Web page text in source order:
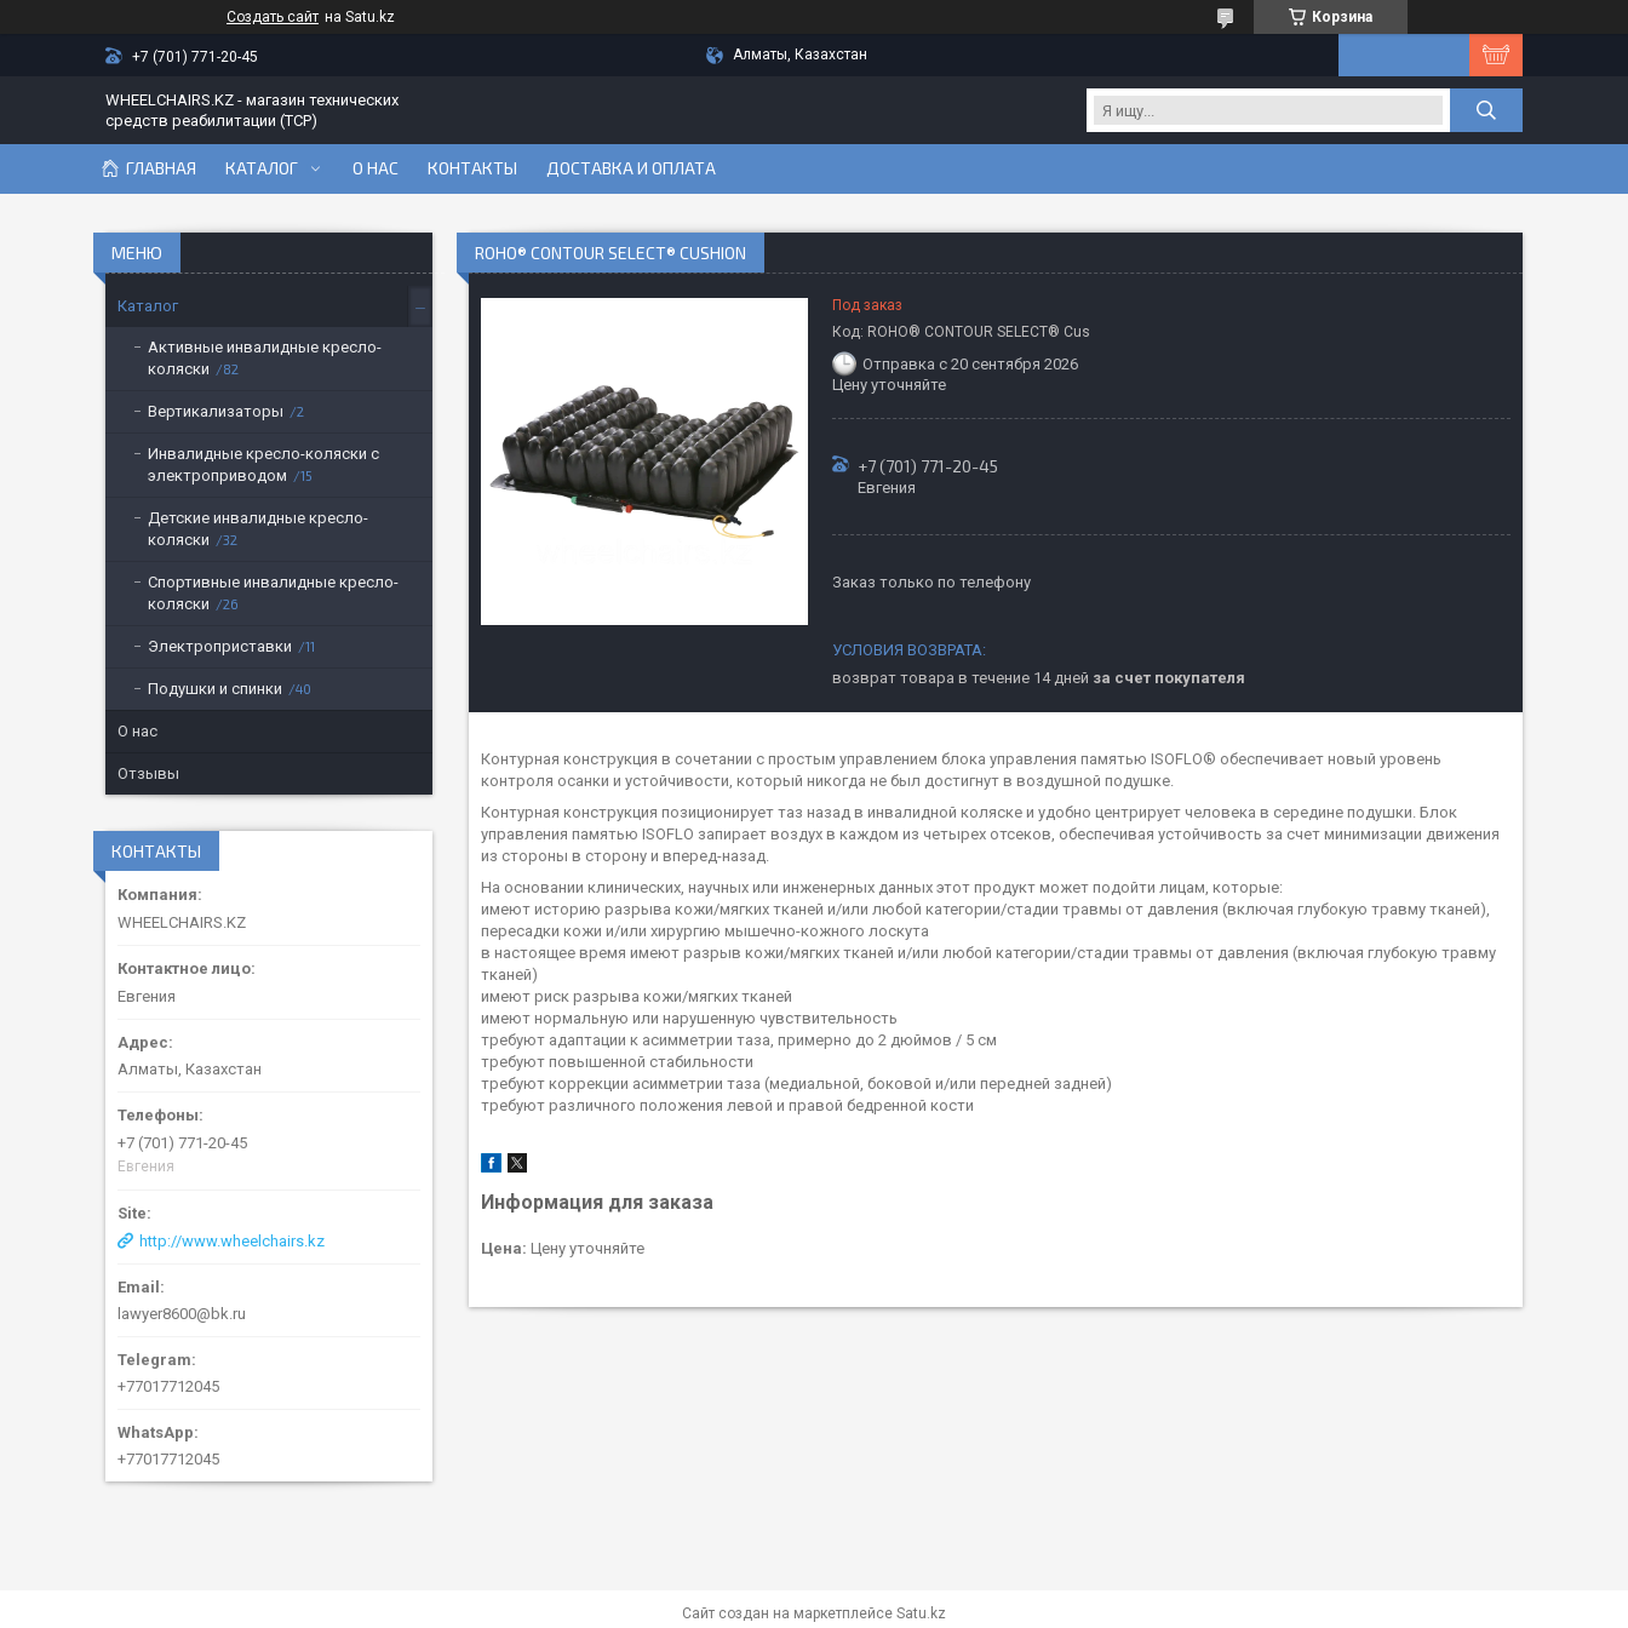
Создать сайт на Satu.kz Корзина
+7 (701) 771-20-45 Алматы, Казахстан
WHEELCHAIRS.KZ - магазин технических
средств реабилитации (ТСР)
ГЛАВНАЯ КАТАЛОГ О НАС КОНТАКТЫ ДОСТАВКА И ОПЛАТА
ROHO® CONTOUR SELECT® CUSHION
Под заказ
Код: ROHO® CONTOUR SELECT® Cus
Отправка с 20 сентября 2026
Цену уточняйте
+7 (701) 771-20-45
Евгения
Заказ только по телефону
возврат товара в течение 14 дней за счет покупателя
Контурная конструкция в сочетании с простым управлением блока управления памятью ISOFLO® обеспечивает новый уровень
контроля осанки и устойчивости, который никогда не был достигнут в воздушной подушке.
Контурная конструкция позиционирует таз назад в инвалидной коляске и удобно центрирует человека в середине подушки. Блок
управления памятью ISOFLO запирает воздух в каждом из четырех отсеков, обеспечивая устойчивость за счет минимизации движения
из стороны в сторону и вперед-назад.
На основании клинических, научных или инженерных данных этот продукт может подойти лицам, которые:
имеют историю разрыва кожи/мягких тканей и/или любой категории/стадии травмы от давления (включая глубокую травму тканей),
пересадки кожи и/или хирургию мышечно-кожного лоскута
в настоящее время имеют разрыв кожи/мягких тканей и/или любой категории/стадии травмы от давления (включая глубокую травму
тканей)
имеют риск разрыва кожи/мягких тканей
имеют нормальную или нарушенную чувствительность
требуют адаптации к асимметрии таза, примерно до 2 дюймов / 5 см
требуют повышенной стабильности
требуют коррекции асимметрии таза (медиальной, боковой и/или передней задней)
требуют различного положения левой и правой бедренной кости
Информация для заказа
Цена: Цену уточняйте
Каталог
Активные инвалидные кресло-
коляски
82
Вертикализаторы 2
Инвалидные кресло-коляски с
электроприводом
15
Детские инвалидные кресло-
коляски
32
Спортивные инвалидные кресло-
коляски
26
Электроприставки 11
Подушки и спинки 40
О нас
Отзывы
КОНТАКТЫ
WHEELCHAIRS.KZ
Евгения
Алматы, Казахстан
+7 (701) 771-20-45
Евгения
http://www.wheelchairs.kz
lawyer8600@bk.ru
+77017712045
+77017712045
Сайт создан на маркетплейсе Satu.kz